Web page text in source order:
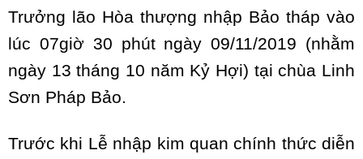
Trưởng lão Hòa thượng nhập Bảo tháp vào
lúc 07giờ 30 phút ngày 09/11/2019 (nhằm
ngày 13 tháng 10 năm Kỷ Hợi) tại chùa Linh
Sơn Pháp Bảo.
Trước khi Lễ nhập kim quan chính thức diễn